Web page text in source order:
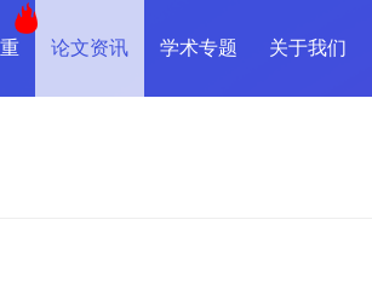
论文资讯 学术专题 关于我们